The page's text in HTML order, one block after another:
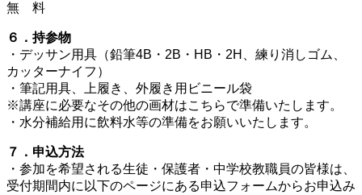
無 料
６．持参物
・デッサン用具（鉛筆4B・2B・HB・2H、練り消しゴム、
カッターナイフ）
・筆記用具、上履き、外履き用ビニール袋
※講座に必要なその他の画材はこちらで準備いたします。
・水分補給用に飲料水等の準備をお願いいたします。
７．申込方法
・参加を希望される生徒・保護者・中学校教職員の皆様は、
受付期間内に以下のページにある申込フォームからお申込み